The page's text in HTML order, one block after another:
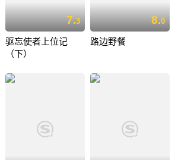
7.3
驱忘使者上位记
（下）
8.0
路边野餐